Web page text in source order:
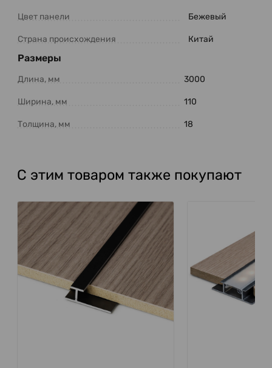
Цвет панели Бежевый
Страна происхождения Китай
Размеры
Длина, мм 3000
Ширина, мм 110
Толщина, мм 18
С этим товаром также покупают